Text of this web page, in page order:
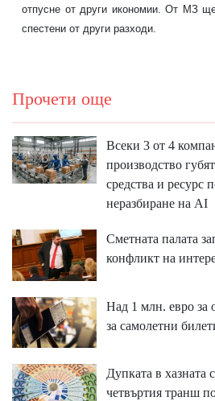
отпусне от други икономии. От МЗ
спестени от други разходи.
Прочети още
Всеки 3 от 4
производство
средства и ресурс
неразбиране на AI
Сметната палата
конфликт на
Над 1 млн. евро за
за самолетни
Дупката в хазната
четвъртия транш